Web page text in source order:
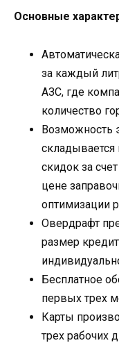
Основные
за каждый
АЗС, где
количество
Возможность
складывается
скидок за
цене
оптимизации
Овердрафт
размер
Бесплатное
первых трех
Карты
трех рабочих